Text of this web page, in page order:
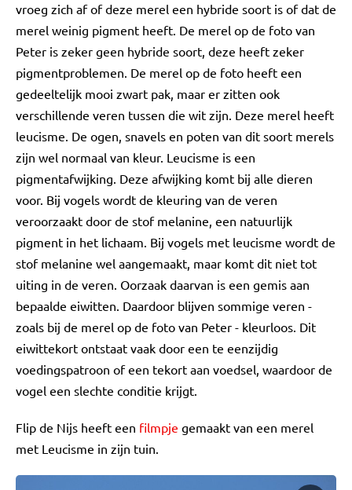
vroeg zich af of deze merel een hybride soort is of dat de
merel weinig pigment heeft. De merel op de foto van
Peter is zeker geen hybride soort, deze heeft zeker
pigmentproblemen. De merel op de foto heeft een
gedeeltelijk mooi zwart pak, maar er zitten ook
verschillende veren tussen die wit zijn. Deze merel heeft
leucisme. De ogen, snavels en poten van dit soort merels
zijn wel normaal van kleur. Leucisme is een
pigmentafwijking. Deze afwijking komt bij alle dieren
voor. Bij vogels wordt de kleuring van de veren
veroorzaakt door de stof melanine, een natuurlijk
pigment in het lichaam. Bij vogels met leucisme wordt de
stof melanine wel aangemaakt, maar komt dit niet tot
uiting in de veren. Oorzaak daarvan is een gemis aan
bepaalde eiwitten. Daardoor blijven sommige veren -
zoals bij de merel op de foto van Peter - kleurloos. Dit
eiwittekort ontstaat vaak door een te eenzijdig
voedingspatroon of een tekort aan voedsel, waardoor de
vogel een slechte conditie krijgt.
Flip de Nijs heeft een filmpje gemaakt van een merel
met Leucisme in zijn tuin.